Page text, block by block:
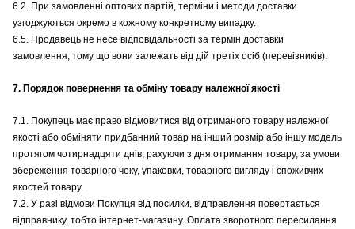
6.2. При замовленні оптових партій, терміни і методи доставки
узгоджуються окремо в кожному конкретному випадку.
6.5. Продавець не несе відповідальності за термін доставки
замовлення, тому що вони залежать від дій третіх осіб (перевізників).
7. Порядок повернення та обміну товару належної якості
7.1. Покупець має право відмовитися від отриманого товару належної
якості або обміняти придбанний товар на інший розмір або іншу модель
протягом чотирнадцяти днів, рахуючи з дня отримання товару, за умови
збереження товарного чеку, упаковки, товарного вигляду і споживчих
якостей товару.
7.2. У разі відмови Покупця від посилки, відправлення повертається
відправнику, тобто інтернет-магазину. Оплата зворотного пересилання